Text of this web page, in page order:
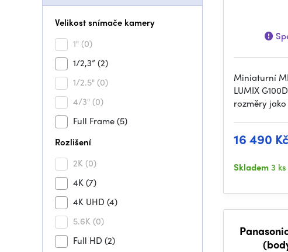
Velikost snímače kamery
1" (0)
1/2,3” (2)
1/2.5" (0)
4/3" (0)
Full Frame(5)
Rozlišení
2K (0)
4K(7)
4K UHD (4)
5.6K (0)
Full HD (2)
Miniaturní
LUMIX
rozměry
16 490 Kč
Skladem3 ks